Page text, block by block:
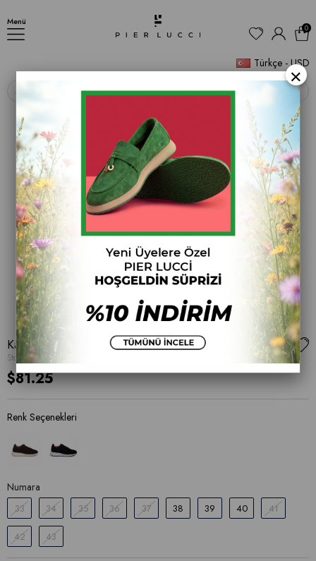
Menü
Türkçe - USD
0
‹ ›
Kadın Günlük Spor Ayakkabı
Stok Kodu
$81.25
Numara
33 34 35 36 37 38 39 40 41
42 43
×